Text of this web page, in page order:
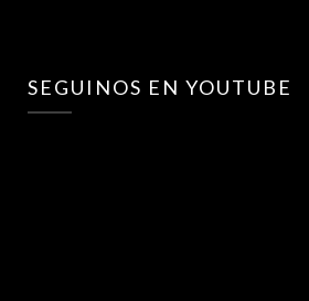
SEGUINOS EN YOUTUBE